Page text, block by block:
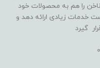
را هم به محصولات خود
خدمات زیادی ارائه دهد و
گیرد